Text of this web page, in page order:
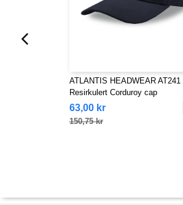
ATLANTIS HEADWEAR AT241
Resirkulert Corduroy cap
63,00 kr
150,75 kr